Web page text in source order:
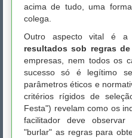
acima de tudo, uma
colega.
Outro aspecto vital é
resultados sob regras
empresas, nem todos os
sucesso só é legítimo
parâmetros éticos e
critérios rígidos de
Festa") revelam como os
facilitador deve
"burlar" as regras para